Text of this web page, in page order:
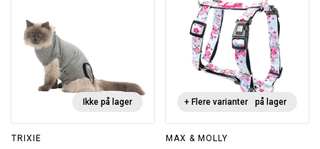
Ikke på lager
TRIXIE
Ikke på lager
+ Flere varianter
MAX & MOLLY